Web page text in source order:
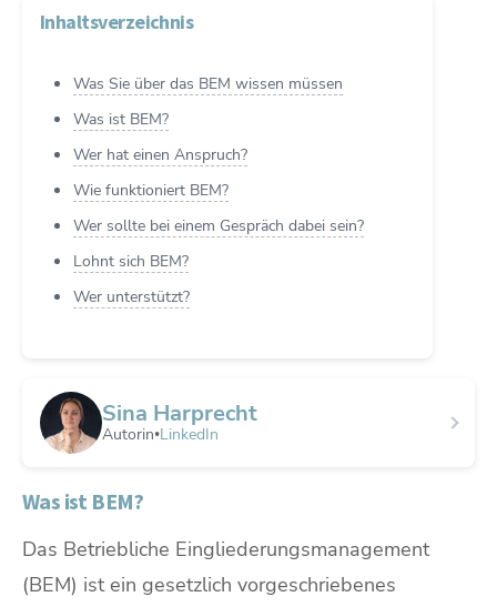
Inhaltsverzeichnis
Was Sie über das BEM wissen müssen
Was ist BEM?
Wer hat einen Anspruch?
Wie funktioniert BEM?
Wer sollte bei einem Gespräch dabei sein?
Lohnt sich BEM?
Wer unterstützt?
Sina Harprecht
Autorin•LinkedIn
Was ist BEM?
Das Betriebliche Eingliederungsmanagement
(BEM) ist ein gesetzlich vorgeschriebenes